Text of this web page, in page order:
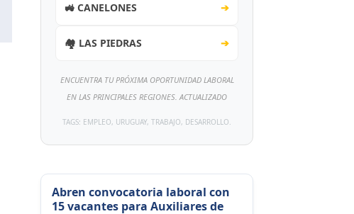
🚜 CANELONES ➔
🏘️ LAS PIEDRAS ➔
ENCUENTRA TU PRÓXIMA OPORTUNIDAD LABORAL
EN LAS PRINCIPALES REGIONES. ACTUALIZADO
TAGS: EMPLEO, URUGUAY, TRABAJO, DESARROLLO.
Abren convocatoria laboral con
15 vacantes para Auxiliares de